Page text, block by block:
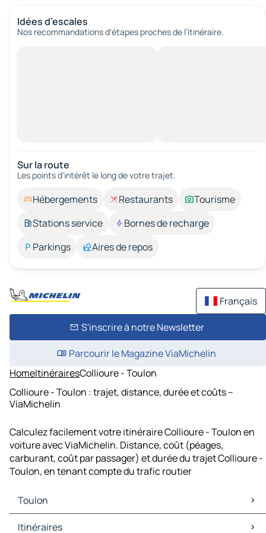
Idées d’escales
Nos recommandations d'étapes proches de l’itinéraire.
Sur la route
Les points d’intérêt le long de votre trajet.
Hébergements Restaurants
Tourisme
Stations service
Bornes de recharge
Parkings
Aires de repos
Français
S'inscrire à notre Newsletter
Parcourir le Magazine ViaMichelin
HomeItinérairesCollioure - Toulon
Collioure - Toulon : trajet, distance, durée et coûts –
ViaMichelin
Calculez facilement votre itinéraire Collioure - Toulon en
voiture avec ViaMichelin. Distance, coût (péages,
carburant, coût par passager) et durée du trajet Collioure -
Toulon, en tenant compte du trafic routier
Toulon
Toulon Cartes et plans
Itinéraires